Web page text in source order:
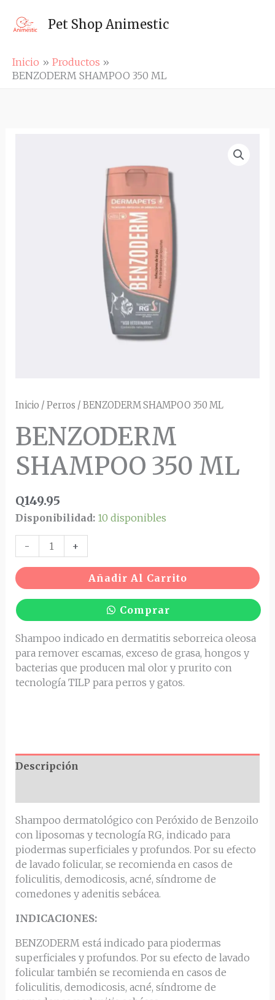
Pet Shop Animestic
Inicio
Productos
BENZODERM SHAMPOO 350 ML
Inicio / Perros / BENZODERM SHAMPOO 350 ML
BENZODERM
SHAMPOO 350 ML
Q149.95
Disponibilidad: 10 disponibles
- +
Añadir Al Carrito
Comprar
Shampoo indicado en dermatitis seborreica oleosa
para remover escamas, exceso de grasa, hongos y
bacterias que producen mal olor y prurito con
tecnología TILP para perros y gatos.
Descripción
Shampoo dermatológico con Peróxido de Benzoilo
con liposomas y tecnología RG, indicado para
piodermas superficiales y profundos. Por su efecto
de lavado folicular, se recomienda en casos de
foliculitis, demodicosis, acné, síndrome de
comedones y adenitis sebácea.
INDICACIONES:
BENZODERM está indicado para piodermas
superficiales y profundos. Por su efecto de lavado
folicular también se recomienda en casos de
foliculitis, demodicosis, acné, síndrome de